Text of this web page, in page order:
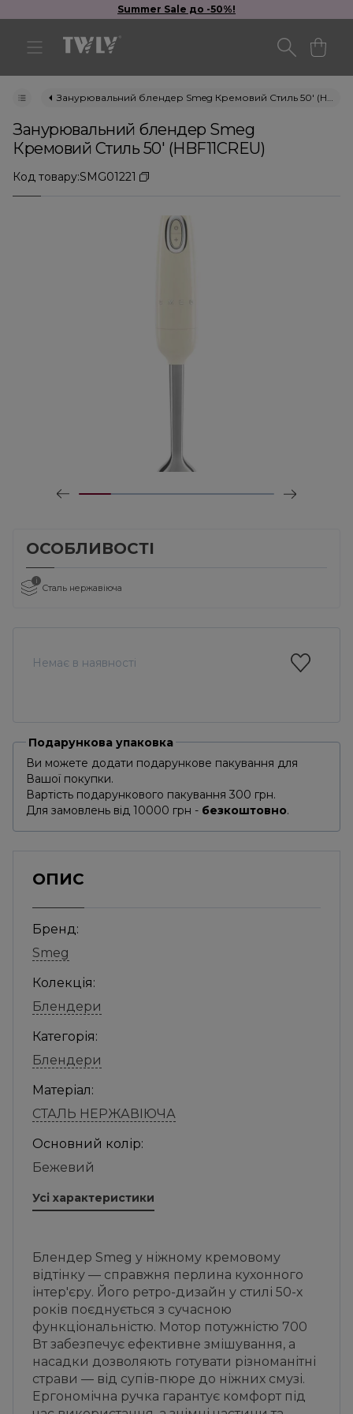
Summer Sale до -50%!
Занурювальний блендер Smeg Кремовий Стиль 50' (HBF11CREU)
Занурювальний блендер Smeg
Кремовий Стиль 50' (HBF11CREU)
Код товару:SMG01221
ОСОБЛИВОСТІ
i
Сталь нержавіюча
Немає в наявності
Подарункова упаковка
Ви можете додати подарункове пакування для
Вашої покупки.
Вартість подарункового пакування 300 грн.
Для замовлень від 10000 грн - безкоштовно.
ОПИС
Бренд:
Smeg
Колекція:
Блендери
Категорія:
Блендери
Матеріал:
СТАЛЬ НЕРЖАВІЮЧА
Основний колір:
Бежевий
Усі характеристики
Блендер Smeg у ніжному кремовому
відтінку — справжня перлина кухонного
інтер'єру. Його ретро-дизайн у стилі 50-х
років поєднується з сучасною
функціональністю. Мотор потужністю 700
Вт забезпечує ефективне змішування, а
насадки дозволяють готувати різноманітні
страви — від супів-пюре до ніжних смузі.
Ергономічна ручка гарантує комфорт під